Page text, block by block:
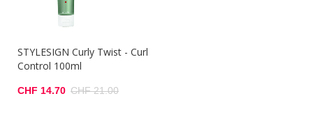
STYLESIGN Curly Twist - Curl
Control 100ml
CHF 14.70 CHF 21.00